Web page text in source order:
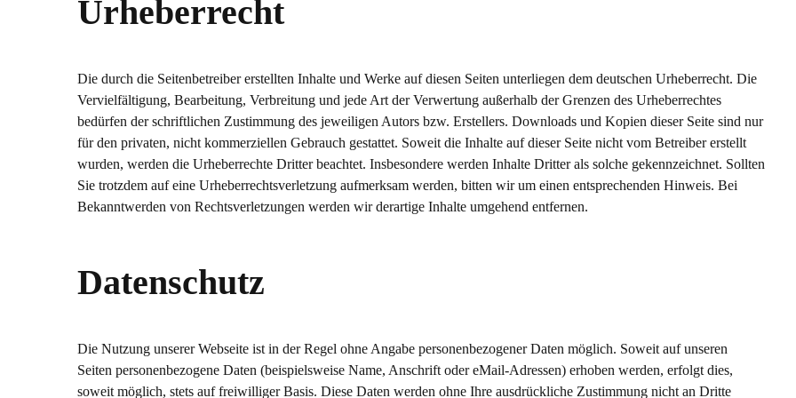
Urheberrecht
Die durch die Seitenbetreiber erstellten Inhalte und Werke auf diesen Seiten unterliegen dem deutschen Urheberrecht. Die
Vervielfältigung, Bearbeitung, Verbreitung und jede Art der Verwertung außerhalb der Grenzen des Urheberrechtes
bedürfen der schriftlichen Zustimmung des jeweiligen Autors bzw. Erstellers. Downloads und Kopien dieser Seite sind nur
für den privaten, nicht kommerziellen Gebrauch gestattet. Soweit die Inhalte auf dieser Seite nicht vom Betreiber erstellt
wurden, werden die Urheberrechte Dritter beachtet. Insbesondere werden Inhalte Dritter als solche gekennzeichnet. Sollten
Sie trotzdem auf eine Urheberrechtsverletzung aufmerksam werden, bitten wir um einen entsprechenden Hinweis. Bei
Bekanntwerden von Rechtsverletzungen werden wir derartige Inhalte umgehend entfernen.
Datenschutz
Die Nutzung unserer Webseite ist in der Regel ohne Angabe personenbezogener Daten möglich. Soweit auf unseren
Seiten personenbezogene Daten (beispielsweise Name, Anschrift oder eMail-Adressen) erhoben werden, erfolgt dies,
soweit möglich, stets auf freiwilliger Basis. Diese Daten werden ohne Ihre ausdrückliche Zustimmung nicht an Dritte